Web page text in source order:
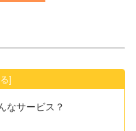
なサービス？